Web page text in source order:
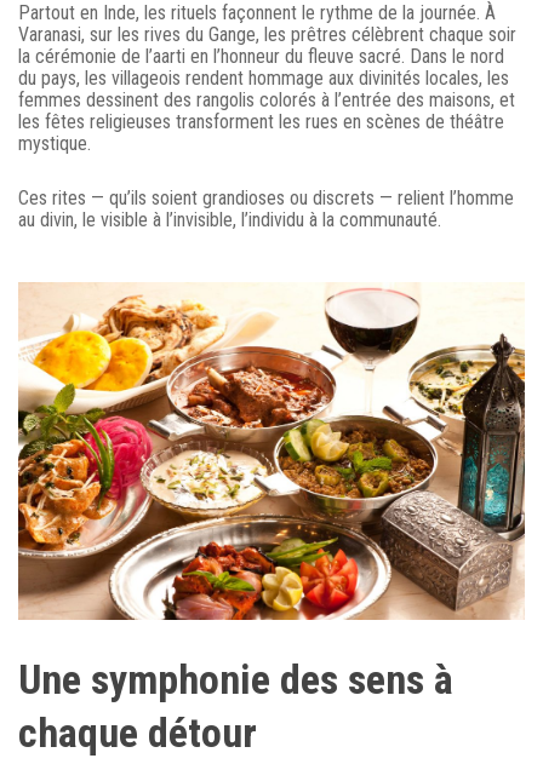
Partout en Inde, les rituels façonnent le rythme de la journée. À
Varanasi, sur les rives du Gange, les prêtres célèbrent chaque soir
la cérémonie de l’aarti en l’honneur du fleuve sacré. Dans le nord
du pays, les villageois rendent hommage aux divinités locales, les
femmes dessinent des rangolis colorés à l’entrée des maisons, et
les fêtes religieuses transforment les rues en scènes de théâtre
mystique.
Ces rites — qu’ils soient grandioses ou discrets — relient l’homme
au divin, le visible à l’invisible, l’individu à la communauté.
Une symphonie des sens à
chaque détour